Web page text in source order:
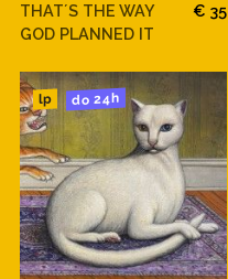
THAT´S THE WAY
GOD PLANNED IT
€ 35
lp do 24h